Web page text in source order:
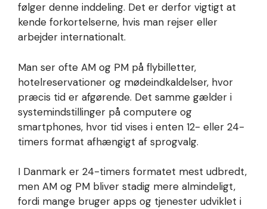
følger denne inddeling. Det er derfor vigtigt at
kende forkortelserne, hvis man rejser eller
arbejder internationalt.
Man ser ofte AM og PM på flybilletter,
hotelreservationer og mødeindkaldelser, hvor
præcis tid er afgørende. Det samme gælder i
systemindstillinger på computere og
smartphones, hvor tid vises i enten 12- eller 24-
timers format afhængigt af sprogvalg.
I Danmark er 24-timers formatet mest udbredt,
men AM og PM bliver stadig mere almindeligt,
fordi mange bruger apps og tjenester udviklet i